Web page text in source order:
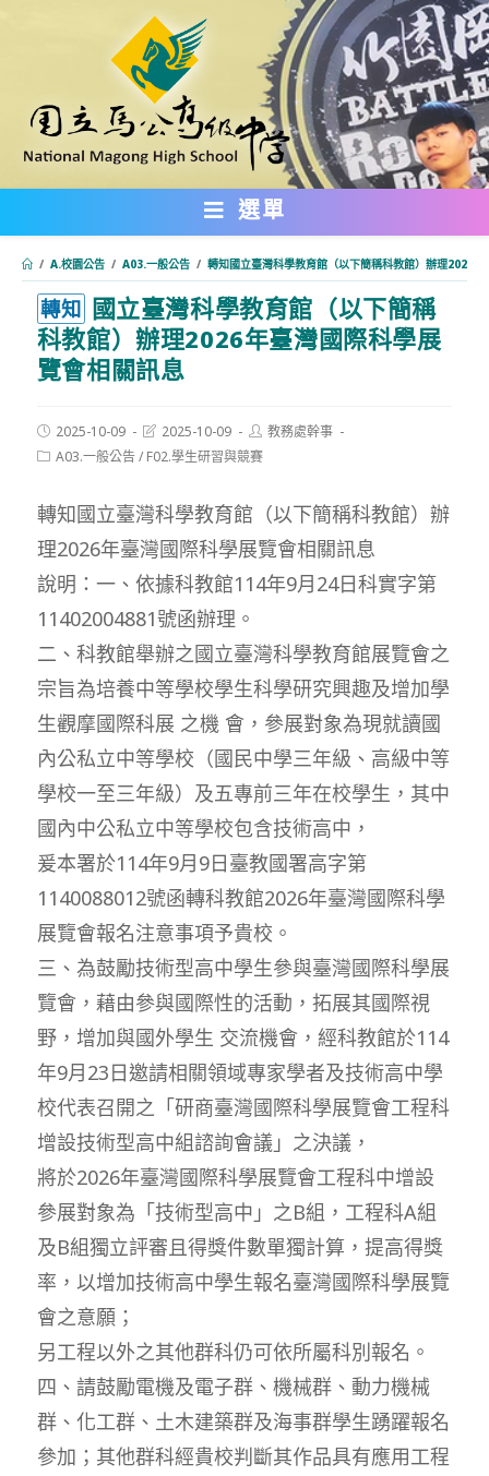
內
選單
/ A.校園公告 / A03.一般公告 / 轉知國立臺灣科學教育館（以下簡稱科教館）辦理2026
轉知 國立臺灣科學教育館（以下簡稱
科教館）辦理2026年臺灣國際科學展
覽會相關訊息
Post
published:
2025-10-09
Post
modified:
2025-10-09
Post
author:
教務處幹事
PostA03.一般公告/ F02.學生研習與競賽
轉知國立臺灣科學教育館（以下簡稱科教館）辦
理2026年臺灣國際科學展覽會相關訊息
說明：一、依據科教館114年9月24日科實字第
11402004881號函辦理。
二、科教館舉辦之國立臺灣科學教育館展覽會之
宗旨為培養中等學校學生科學研究興趣及增加學
生觀摩國際科展 之機 會，參展對象為現就讀國
內公私立中等學校（國民中學三年級、高級中等
學校一至三年級）及五專前三年在校學生，其中
國內中公私立中等學校包含技術高中，
爰本署於114年9月9日臺教國署高字第
1140088012號函轉科教館2026年臺灣國際科學
展覽會報名注意事項予貴校。
三、為鼓勵技術型高中學生參與臺灣國際科學展
覽會，藉由參與國際性的活動，拓展其國際視
野，增加與國外學生 交流機會，經科教館於114
年9月23日邀請相關領域專家學者及技術高中學
校代表召開之「研商臺灣國際科學展覽會工程科
增設技術型高中組諮詢會議」之決議，
將於2026年臺灣國際科學展覽會工程科中增設
參展對象為「技術型高中」之B組，工程科A組
及B組獨立評審且得獎件數單獨計算，提高得獎
率，以增加技術高中學生報名臺灣國際科學展覽
會之意願；
另工程以外之其他群科仍可依所屬科別報名。
四、請鼓勵電機及電子群、機械群、動力機械
群、化工群、土木建築群及海事群學生踴躍報名
參加；其他群科經貴校判斷其作品具有應用工程